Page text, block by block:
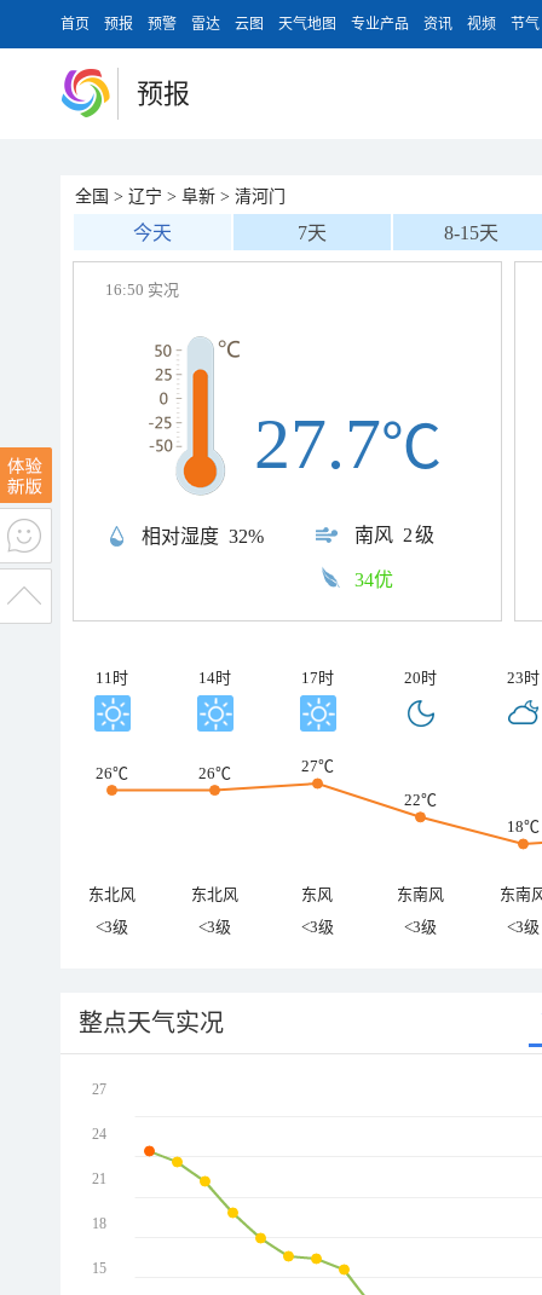
首页 预报 预警 雷达 云图 天气地图 专业产品 资讯 视频 节气
预报
全国 > 辽宁 > 阜新 > 清河门
今天 7天 8-15天
16:50 实况
相对湿度 32% 南风 2级
27.7℃
34优
11时 14时 17时 20时 23时
26℃ 26℃
27℃
22℃
18℃
东北风 东北风 东风 东南风
东南
<3级
<3级 <3级 <3级 <3级
整点天气实况
27
24
21
18
15